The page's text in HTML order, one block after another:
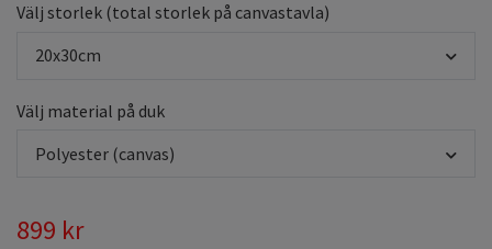
Välj storlek (total storlek på canvastavla)
20x30cm
Välj material på duk
Polyester (canvas)
899 kr